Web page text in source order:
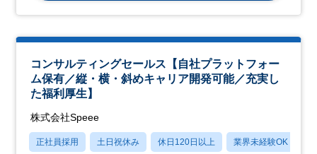
コンサルティングセールス【自社プラットフォー
ム保有／縦・横・斜めキャリア開発可能／充実し
た福利厚生】
株式会社Speee
正社員採用 土日祝休み 休日120日以上 業界未経験OK